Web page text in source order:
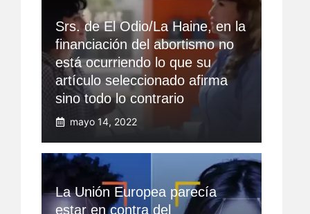
Srs. de El Odio/La Haine, en la
financiación del abortismo no
está ocurriendo lo que su
artículo seleccionado afirma
sino todo lo contrario
mayo 14, 2022
La Unión Europea parecía
estar en contra del